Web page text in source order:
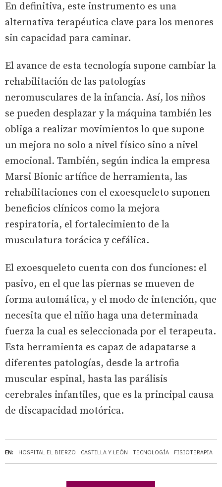
EN: HOSPITAL EL BIERZO CASTILLA Y LEÓN TECNOLOGÍA FISIOTERAPIA
En definitiva, este instrumento es una
alternativa terapéutica clave para los menores
sin capacidad para caminar.
El avance de esta tecnología supone cambiar la
rehabilitación de las patologías
neromusculares de la infancia. Así, los niños
se pueden desplazar y la máquina también les
obliga a realizar movimientos lo que supone
un mejora no solo a nivel físico sino a nivel
emocional. También, según indica la empresa
Marsi Bionic artífice de herramienta, las
rehabilitaciones con el exoesqueleto suponen
beneficios clínicos como la mejora
respiratoria, el fortalecimiento de la
musculatura torácica y cefálica.
El exoesqueleto cuenta con dos funciones: el
pasivo, en el que las piernas se mueven de
forma automática, y el modo de intención, que
necesita que el niño haga una determinada
fuerza la cual es seleccionada por el terapeuta.
Esta herramienta es capaz de adapatarse a
diferentes patologías, desde la artrofia
muscular espinal, hasta las parálisis
cerebrales infantiles, que es la principal causa
de discapacidad motórica.